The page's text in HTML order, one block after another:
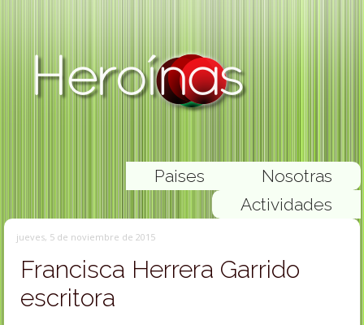
Nosotras
Paises
Actividades
jueves, 5 de noviembre de 2015
Francisca Herrera Garrido
escritora